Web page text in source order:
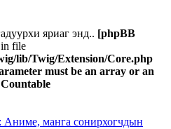
яриаг энд.. [phpBB
file
lib/Twig/Extension/Core.php
must be an array or an
Аниме, манга сонирхогчдын